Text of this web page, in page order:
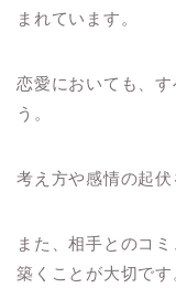
まれています。
恋愛においても、
う。
考え方や感情の起伏
また、相手とのコ
築くことが大切です